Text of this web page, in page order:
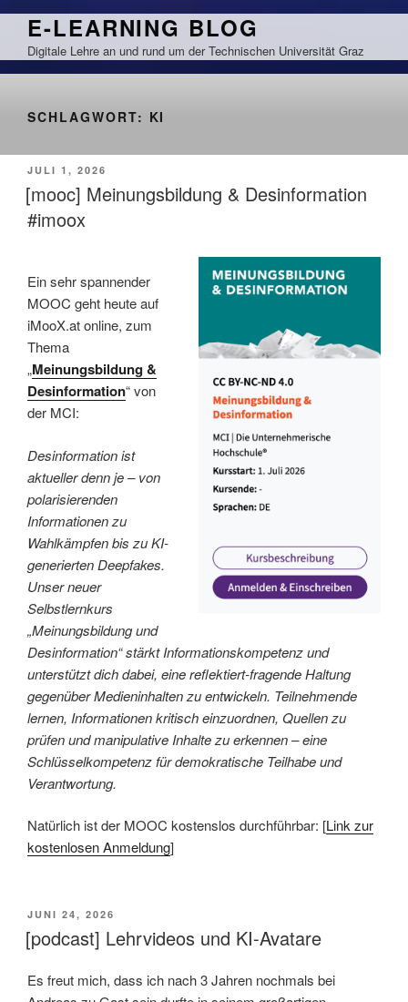
Zum
springen
E-LEARNING BLOG
Digitale Lehre an und rund um der Technischen Universität Graz
SCHLAGWORT: KI
VERÖFFENTLICHT
AM
JULI 1, 2026
[mooc] Meinungsbildung & Desinformation
#imoox
Ein sehr spannender
MOOC geht heute auf
iMooX.at online, zum
Thema
„Meinungsbildung &
Desinformation“ von
der MCI:
Desinformation ist
aktueller denn je – von
polarisierenden
Informationen zu
Wahlkämpfen bis zu KI-
generierten Deepfakes.
Unser neuer
Selbstlernkurs
„Meinungsbildung und
Desinformation“ stärkt Informationskompetenz und
unterstützt dich dabei, eine reflektiert-fragende Haltung
gegenüber Medieninhalten zu entwickeln. Teilnehmende
lernen, Informationen kritisch einzuordnen, Quellen zu
prüfen und manipulative Inhalte zu erkennen – eine
Schlüsselkompetenz für demokratische Teilhabe und
Verantwortung.
Natürlich ist der MOOC kostenslos durchführbar: [Link zur
kostenlosen Anmeldung]
VERÖFFENTLICHT
AM
JUNI 24, 2026
[podcast] Lehrvideos und KI-Avatare
Es freut mich, dass ich nach 3 Jahren nochmals bei